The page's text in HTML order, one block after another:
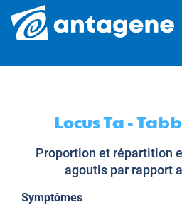
Locus Ta -
Proportion et répartition
agoutis par rapport
Symptômes